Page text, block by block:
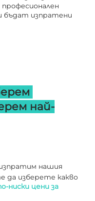
бъдат изпратени
най-
да изберете какво
ниски цени за